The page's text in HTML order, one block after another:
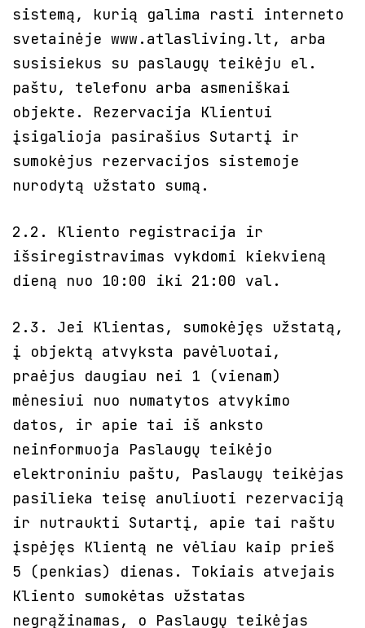
sistemą, kurią galima rasti interneto
svetainėje www.atlasliving.lt, arba
susisiekus su paslaugų teikėju el.
paštu, telefonu arba asmeniškai
objekte. Rezervacija Klientui
įsigalioja pasirašius Sutartį ir
sumokėjus rezervacijos sistemoje
nurodytą užstato sumą.
2.2. Kliento registracija ir
išsiregistravimas vykdomi kiekvieną
dieną nuo 10:00 iki 21:00 val.
2.3. Jei Klientas, sumokėjęs užstatą,
į objektą atvyksta pavėluotai,
praėjus daugiau nei 1 (vienam)
mėnesiui nuo numatytos atvykimo
datos, ir apie tai iš anksto
neinformuoja Paslaugų teikėjo
elektroniniu paštu, Paslaugų teikėjas
pasilieka teisę anuliuoti rezervaciją
ir nutraukti Sutartį, apie tai raštu
įspėjęs Klientą ne vėliau kaip prieš
5 (penkias) dienas. Tokiais atvejais
Kliento sumokėtas užstatas
negrąžinamas, o Paslaugų teikėjas